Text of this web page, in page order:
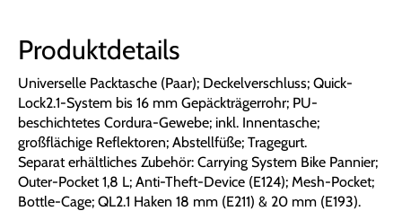
Produktdetails
Universelle Packtasche (Paar); Deckelverschluss; Quick-
Lock2.1-System bis 16 mm Gepäckträgerrohr; PU-
beschichtetes Cordura-Gewebe; inkl. Innentasche;
großflächige Reflektoren; Abstellfüße; Tragegurt.
Separat erhältliches Zubehör: Carrying System Bike Pannier;
Outer-Pocket 1,8 L; Anti-Theft-Device (E124); Mesh-Pocket;
Bottle-Cage; QL2.1 Haken 18 mm (E211) & 20 mm (E193).